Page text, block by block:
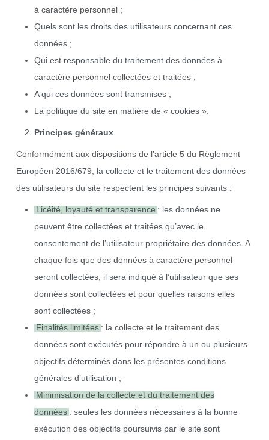
à caractère personnel ;
Quels sont les droits des utilisateurs concernant ces
données ;
Qui est responsable du traitement des données à
caractère personnel collectées et traitées ;
A qui ces données sont transmises ;
La politique du site en matière de « cookies ».
Principes généraux
Conformément aux dispositions de l’article 5 du Règlement
Européen 2016/679, la collecte et le traitement des données
des utilisateurs du site respectent les principes suivants :
Licéité, loyauté et transparence : les données ne
peuvent être collectées et traitées qu’avec le
consentement de l’utilisateur propriétaire des données. A
chaque fois que des données à caractère personnel
seront collectées, il sera indiqué à l’utilisateur que ses
données sont collectées et pour quelles raisons elles
sont collectées ;
Finalités limitées : la collecte et le traitement des
données sont exécutés pour répondre à un ou plusieurs
objectifs déterminés dans les présentes conditions
générales d’utilisation ;
Minimisation de la collecte et du traitement des
données : seules les données nécessaires à la bonne
exécution des objectifs poursuivis par le site sont